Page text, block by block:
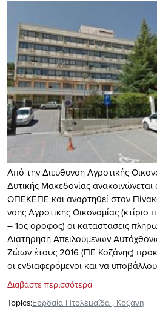
Από την Διεύθυνση Αγροτικής
Δυτικής Μακεδονίας ανακοινώνεται
ΟΠΕΚΕΠΕ και αναρτηθεί στον
νσης Αγροτικής Οικονομίας
– 1ος όροφος) οι καταστάσεις
Διατήρηση Απειλούμενων
Ζώων έτους 2016 (ΠΕ Κοζάνης)
οι ενδιαφερόμενοι και να
Διαβάστε περισσότερα
Topics:Εορδαία Πτολεμαΐδα , Κοζάνη